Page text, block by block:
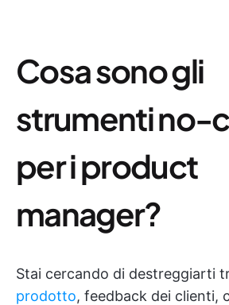
Cosa sono gli
strumenti no-
per i product
manager?
Stai cercando di destreggiarti
prodotto, feedback dei clienti,